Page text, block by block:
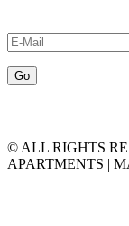
© ALL RIGHTS
APARTMENTS |